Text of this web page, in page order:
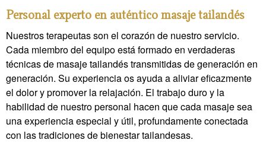
Personal experto en auténtico masaje tailandés
Nuestros terapeutas son el corazón de nuestro servicio.
Cada miembro del equipo está formado en verdaderas
técnicas de masaje tailandés transmitidas de generación en
generación. Su experiencia os ayuda a aliviar eficazmente
el dolor y promover la relajación. El trabajo duro y la
habilidad de nuestro personal hacen que cada masaje sea
una experiencia especial y útil, profundamente conectada
con las tradiciones de bienestar tailandesas.